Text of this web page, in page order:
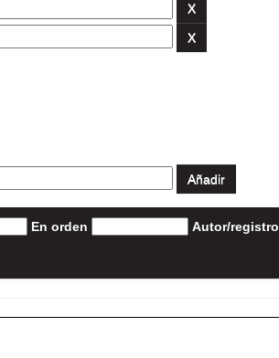
En orden Autor/registro